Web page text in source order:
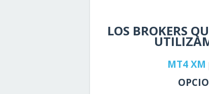
LOS BROKERS
MT4 XM